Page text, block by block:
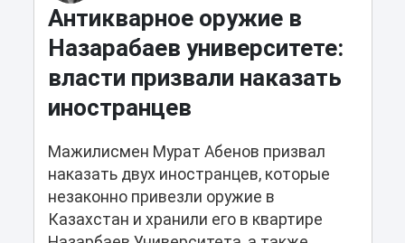
Антикварное оружие в
Назарабаев университете:
власти призвали наказать
иностранцев
Мажилисмен Мурат Абенов призвал
наказать двух иностранцев, которые
незаконно привезли оружие в
Казахстан и хранили его в квартире